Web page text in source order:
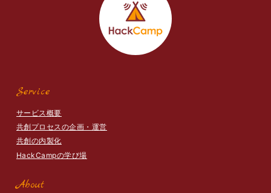
Service
サービス概要
共創プロセスの企画・運営
共創の内製化
HackCampの学び場
About